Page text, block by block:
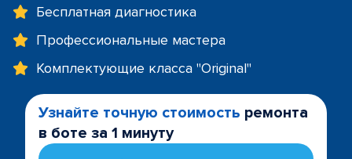
Бесплатная диагностика
Профессиональные мастера
Комплектующие класса "Original"
Узнайте точную стоимость ремонта
в боте за 1 минуту